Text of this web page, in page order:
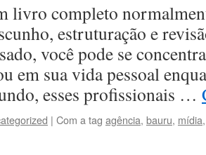
livro completo
estruturação e
você pode se
em sua vida pessoal
esses profissionais …
| Com a tag agência, bauru, mídia